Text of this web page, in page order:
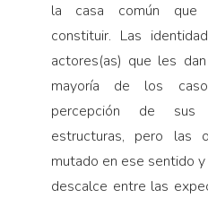
la casa común que
constituir. Las
actores(as) que les
mayoría de los
percepción de
estructuras, pero las
mutado en ese sentido
descalce entre las